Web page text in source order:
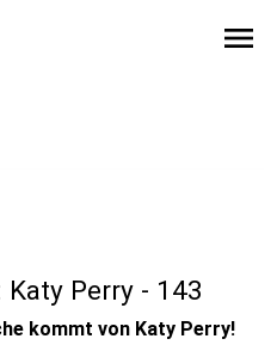
menu
Perry - 143
kommt von Katy Perry!